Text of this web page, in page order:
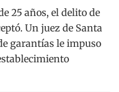
25 años, el delito de
Un juez de Santa
garantías le impuso